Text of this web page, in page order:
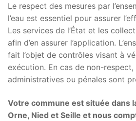
Le respect des mesures par
l’eau est essentiel pour assurer
Les services de l’État et les
afin d’en assurer l’application.
fait l’objet de contrôles visant à
exécution. En cas de non-respect,
administratives ou pénales sont
Votre commune est située dans
Orne, Nied et Seille et nous